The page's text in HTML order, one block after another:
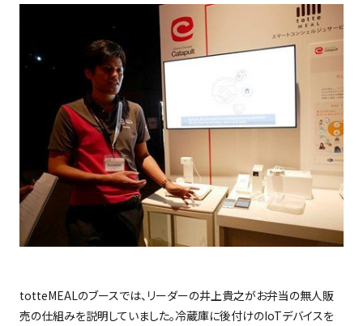
totteMEALのブースでは、リーダーの井上貴之がお弁当の無人販
売の仕組みを説明していました。冷蔵庫に後付けのIoTデバイスを